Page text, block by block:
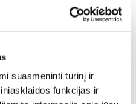
suasmeninti turinį ir
funkcijas ir
3VNT.,